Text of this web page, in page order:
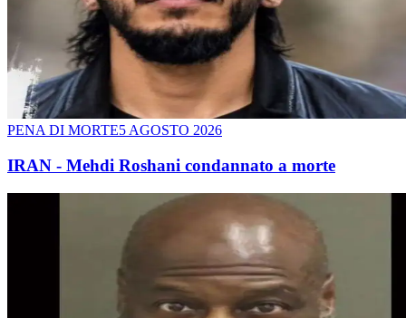
PENA DI MORTE5 AGOSTO 2026
IRAN - Mehdi Roshani condannato a morte